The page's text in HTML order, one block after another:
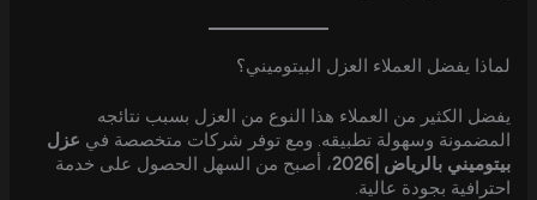
لماذا يفضل العملاء العزل البيتوميني؟
يفضل الكثير من العملاء هذا النوع من العزل بسبب نتائجه
المضمونة وسهولة تطبيقه. ومع توفر شركات متخصصة في عزل
بيتوميني بالرياض |2026
، أصبح من السهل الحصول على خدمة
احترافية بجودة عالية.